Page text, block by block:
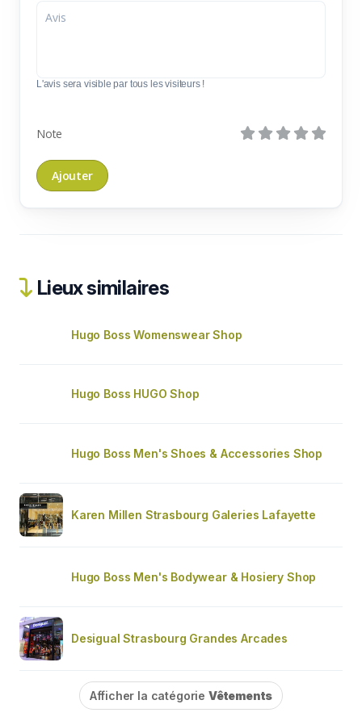
L'avis sera visible par tous les visiteurs !
Note
Lieux similaires
Hugo Boss Womenswear Shop
Hugo Boss HUGO Shop
Hugo Boss Men's Shoes & Accessories Shop
Karen Millen Strasbourg Galeries Lafayette
Hugo Boss Men's Bodywear & Hosiery Shop
Desigual Strasbourg Grandes Arcades
Afficher la catégorie Vêtements